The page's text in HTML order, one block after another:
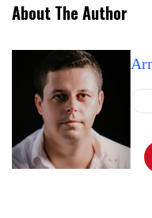
About The Author